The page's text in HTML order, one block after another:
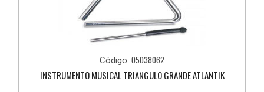
Código: 05038062
INSTRUMENTO MUSICAL TRIANGULO GRANDE ATLANTIK